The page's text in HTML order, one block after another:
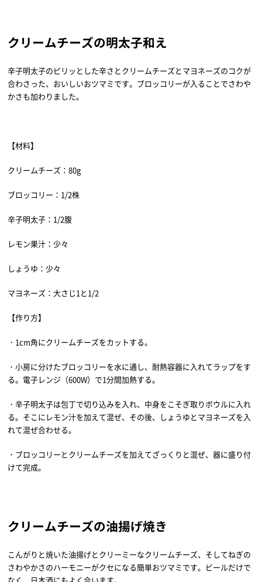
クリームチーズの明太子和え
辛子明太子のピリッとした辛さとクリームチーズとマヨネーズのコクが
合わさった、おいしいおツマミです。ブロッコリーが入ることでさわや
かさも加わりました。
【材料】
クリームチーズ：80g
ブロッコリー：1/2株
辛子明太子：1/2腹
レモン果汁：少々
しょうゆ：少々
マヨネーズ：大さじ1と1/2
【作り方】
・1cm角にクリームチーズをカットする。
・小房に分けたブロッコリーを水に通し、耐熱容器に入れてラップをす
る。電子レンジ（600W）で1分間加熱する。
・辛子明太子は包丁で切り込みを入れ、中身をこそぎ取りボウルに入れ
る。そこにレモン汁を加えて混ぜ、その後、しょうゆとマヨネーズを入
れて混ぜ合わせる。
・ブロッコリーとクリームチーズを加えてざっくりと混ぜ、器に盛り付
けて完成。
クリームチーズの油揚げ焼き
こんがりと焼いた油揚げとクリーミーなクリームチーズ、そしてねぎの
さわやかさのハーモニーがクセになる簡単おツマミです。ビールだけで